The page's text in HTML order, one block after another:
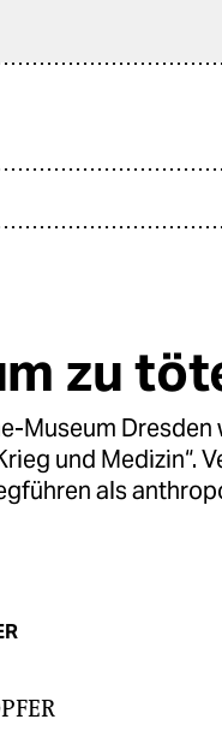
zu
Museum
und Medizin“.
als